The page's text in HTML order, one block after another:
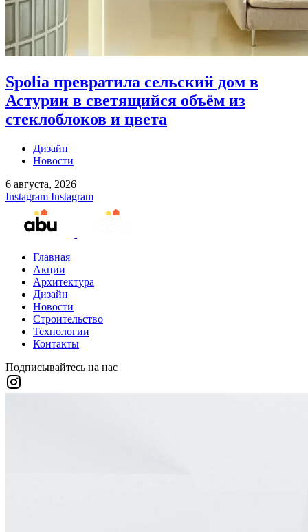
Spolia превратила сельский дом в
Астурии в светящийся объём из
стеклоблоков и цвета
Дизайн
Новости
6 августа, 2026
Instagram Instagram
Главная
Акции
Архитектура
Дизайн
Новости
Строительство
Технологии
Контакты
Подписывайтесь на нас